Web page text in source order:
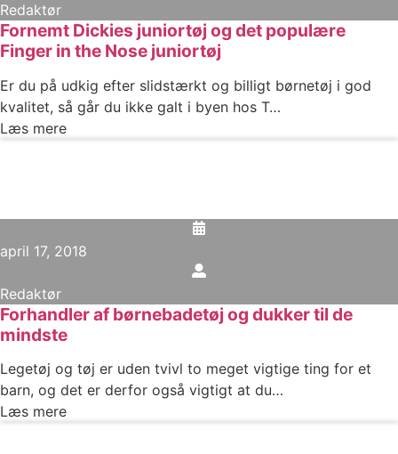
Redaktør
Fornemt Dickies juniortøj og det populære
Finger in the Nose juniortøj
Er du på udkig efter slidstærkt og billigt børnetøj i god
kvalitet, så går du ikke galt i byen hos T…
Læs mere
april 17, 2018
Redaktør
Forhandler af børnebadetøj og dukker til de
mindste
Legetøj og tøj er uden tvivl to meget vigtige ting for et
barn, og det er derfor også vigtigt at du…
Læs mere